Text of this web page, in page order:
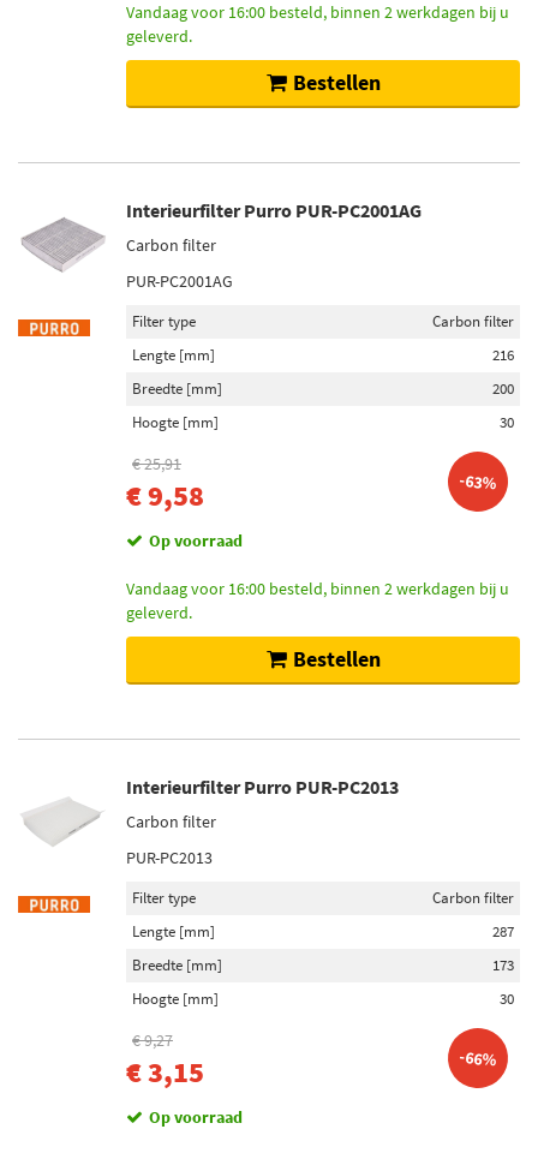
Vandaag voor 16:00 besteld, binnen 2 werkdagen bij u
geleverd.
Bestellen
Interieurfilter Purro PUR-PC2001AG
Carbon filter
PUR-PC2001AG
Filter type
Carbon filter
Lengte [mm]
216
Breedte [mm]
200
Hoogte [mm]
30
€ 25,91
€ 9,58 -63%
Op voorraad
Vandaag voor 16:00 besteld, binnen 2 werkdagen bij u
geleverd.
Bestellen
Interieurfilter Purro PUR-PC2013
Carbon filter
PUR-PC2013
Filter type
Carbon filter
Lengte [mm]
287
Breedte [mm]
173
Hoogte [mm]
30
€ 9,27
€ 3,15 -66%
Op voorraad